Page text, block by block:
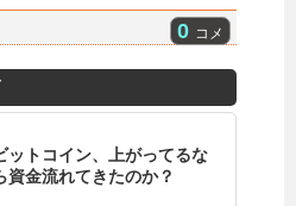
0 コメ
ットコイン、上がってるな
資金流れてきたのか？